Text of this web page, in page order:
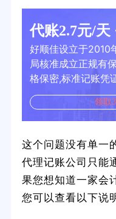
代账2.7元/天
好顺佳设立于2010
局核准成立正规有
格保密,标准记账凭
领取
这个问题没有单一
代理记账公司只能
果您想知道一家会
您可以查看以下说